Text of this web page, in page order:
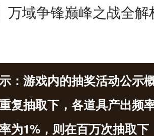
万域争锋巅峰之战全
：游戏内的抽奖活动公示
复抽取下，各道具产出频
为1%，则在百万次抽取